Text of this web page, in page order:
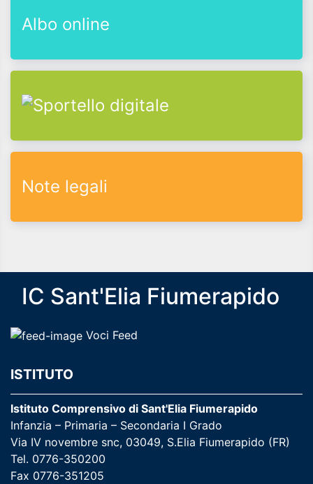
Albo online
Note legali
IC Sant'Elia Fiumerapido
Voci Feed
ISTITUTO
Istituto Comprensivo di Sant'Elia Fiumerapido
Infanzia – Primaria – Secondaria I Grado
Via IV novembre snc, 03049, S.Elia Fiumerapido (FR)
Tel. 0776-350200
Fax 0776-351205